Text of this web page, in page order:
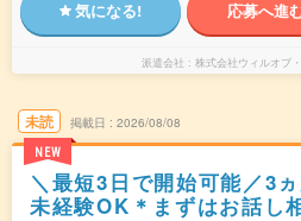
気になる! 応募へ進
派遣会社 株式会社ウィルオブ
未読
NEW
掲載日 2026/08/08
＼最短3日で開始可能／3
未経験OK＊まずはお話し